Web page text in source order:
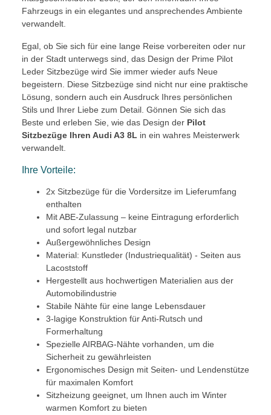
Fahrzeugs in ein elegantes und ansprechendes Ambiente
verwandelt.
Egal, ob Sie sich für eine lange Reise vorbereiten oder nur
in der Stadt unterwegs sind, das Design der Prime Pilot
Leder Sitzbezüge wird Sie immer wieder aufs Neue
begeistern. Diese Sitzbezüge sind nicht nur eine praktische
Lösung, sondern auch ein Ausdruck Ihres persönlichen
Stils und Ihrer Liebe zum Detail. Gönnen Sie sich das
Beste und erleben Sie, wie das Design der Pilot
Sitzbezüge Ihren Audi A3 8L in ein wahres Meisterwerk
verwandelt.
Ihre Vorteile:
2x Sitzbezüge für die Vordersitze im Lieferumfang
enthalten
Mit ABE-Zulassung – keine Eintragung erforderlich
und sofort legal nutzbar
Außergewöhnliches Design
Material: Kunstleder (Industriequalität) - Seiten aus
Lacoststoff
Hergestellt aus hochwertigen Materialien aus der
Automobilindustrie
Stabile Nähte für eine lange Lebensdauer
3-lagige Konstruktion für Anti-Rutsch und
Formerhaltung
Spezielle AIRBAG-Nähte vorhanden, um die
Sicherheit zu gewährleisten
Ergonomisches Design mit Seiten- und Lendenstütze
für maximalen Komfort
Sitzheizung geeignet, um Ihnen auch im Winter
warmen Komfort zu bieten